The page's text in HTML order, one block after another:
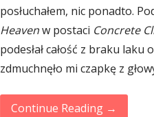
posłuchałem, nic ponadto.
Heavenw postaci Concrete
podesłał całość z braku
zdmuchnęło mi czapkę z
Continue Reading →